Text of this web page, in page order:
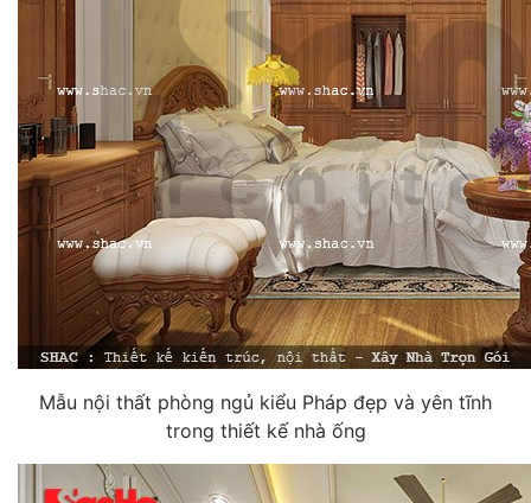
Mẫu nội thất phòng ngủ kiểu Pháp đẹp và yên tĩnh
trong thiết kế nhà ống